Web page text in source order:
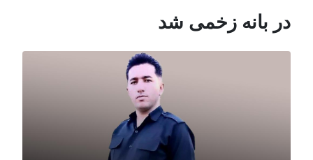
در بانه زخمی شد